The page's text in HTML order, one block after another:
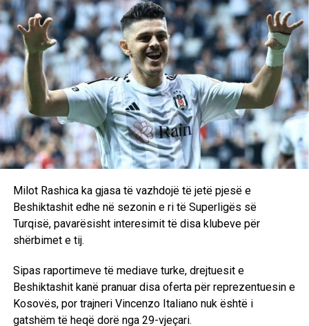
nuk kishte arritur të stabilizohej në formacionin bazë dhe
nuk kishte regjistruar gola apo asistime në ndeshjet
zyrtare.
Në fazën përgatitore për sezonin e ri, Zhegrova kishte
luajtur nga një pjesë në miqësoret ndaj Baselit dhe Nicës,
ndërsa nuk ishte grumbulluar për sfidën ndaj Standard
Liezhit. Ndaj Chelseat, ai më në fund demonstroi cilësinë
që e karakterizon, duke realizuar një gol spektakolar që
mund t’i japë një shtysë të madhe në luftën për një vend
titullari te Juventusi.
D.L
Milot Rashica ka gjasa të vazhdojë të jetë pjesë e
Beshiktashit edhe në sezonin e ri të Superligës së
Turqisë, pavarësisht interesimit të disa klubeve për
shërbimet e tij.
Sipas raportimeve të mediave turke, drejtuesit e
Beshiktashit kanë pranuar disa oferta për reprezentuesin e
Kosovës, por trajneri Vincenzo Italiano nuk është i
gatshëm të heqë dorë nga 29-vjeçari.